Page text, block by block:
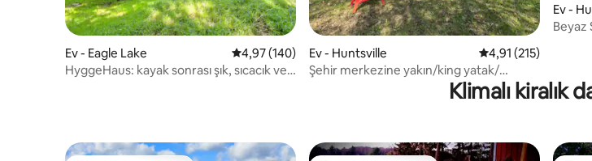
Ev - Eagle Lake 5 üzerinden ortalama 4,97 puan, 140 değerlendirme
4,97 (140)
HyggeHaus: kayak sonrası şık, sıcacık ve
Ev - Huntsville 5 üzerinden
4,91 (215)
Şehir merkezine yakın/king yatak/
Ev -
Beyaz
Klimalı kiralık